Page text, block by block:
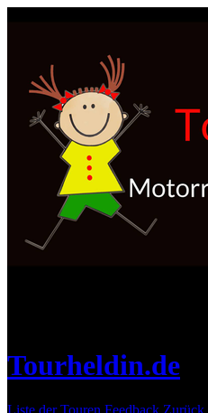
Tourheldin.de
Liste der Touren Feedback Zurück